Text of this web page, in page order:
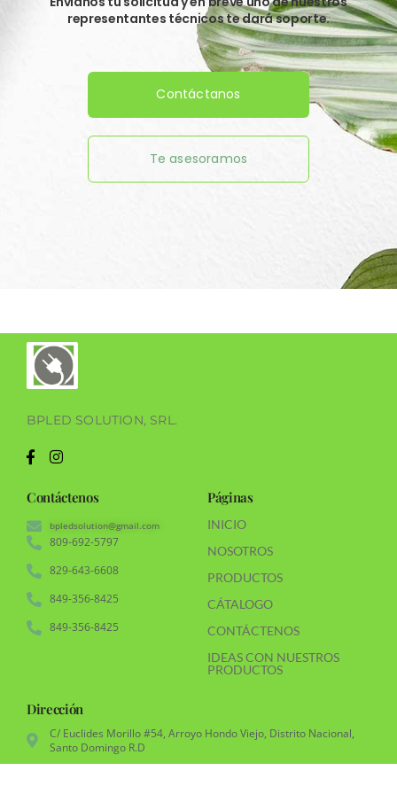
representantes técnicos te dará soporte.
Contáctanos
Te asesoramos
BPLED SOLUTION, SRL.
Contáctenos
bpledsolution@gmail.com
809-692-5797
829-643-6608
849-356-8425
849-356-8425
Páginas
INICIO
NOSOTROS
PRODUCTOS
CÁTALOGO
CONTÁCTENOS
IDEAS CON NUESTROS
PRODUCTOS
Dirección
C/ Euclides Morillo #54, Arroyo Hondo Viejo, Distrito Nacional,
Santo Domingo R.D